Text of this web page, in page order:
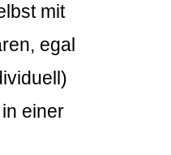
mit
egal
einer